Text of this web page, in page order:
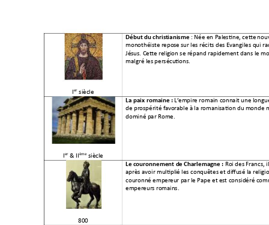
Ier siècle
Début du christianisme : Née en Palestine, cette
monothéiste repose sur les récits des Evangiles qui
Jésus. Cette religion se répand rapidement dans le
malgré les persécutions.
Ier & IIème siècle
La paix romaine : L’empire romain connait une
de prospérité favorable à la romanisation du monde
dominé par Rome.
800
Le couronnement de Charlemagne : Roi des Francs,
après avoir multiplié les conquêtes et diffusé la religi
couronné empereur par le Pape et est considéré c
empereurs romains.